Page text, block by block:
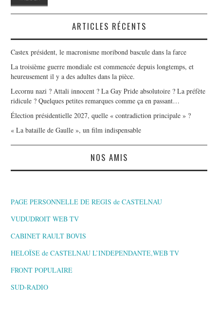
ARTICLES RÉCENTS
Castex président, le macronisme moribond bascule dans la farce
La troisième guerre mondiale est commencée depuis longtemps, et
heureusement il y a des adultes dans la pièce.
Lecornu nazi ? Attali innocent ? La Gay Pride absolutoire ? La préfète
ridicule ? Quelques petites remarques comme ça en passant…
Élection présidentielle 2027, quelle « contradiction principale » ?
« La bataille de Gaulle », un film indispensable
NOS AMIS
PAGE PERSONNELLE DE REGIS de CASTELNAU
VUDUDROIT WEB TV
CABINET RAULT BOVIS
HELOÏSE de CASTELNAU L’INDEPENDANTE,WEB TV
FRONT POPULAIRE
SUD-RADIO